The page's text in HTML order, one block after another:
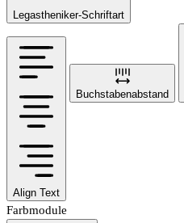
Legastheniker-Schriftart
Align Text
Buchstabenabstand
Farbmodule